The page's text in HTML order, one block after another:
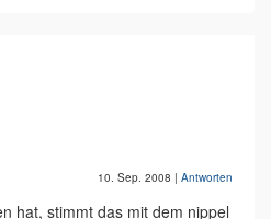
10. Sep. 2008 | Antworten
hat, stimmt das mit dem nippel